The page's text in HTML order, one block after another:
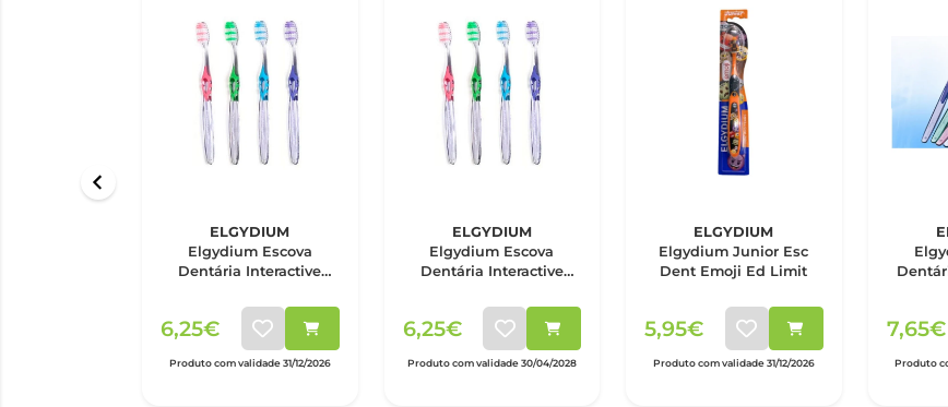
ELGYDIUM
Elgydium Escova
Dentária Interactive
6,25€
Produto com validade 31/12/2026
ELGYDIUM
Elgydium Escova
Dentária Interactive
6,25€
Produto com validade 30/04/2028
ELGYDIUM
Elgydium Junior Esc
Dent Emoji Ed Limit
5,95€
Produto com validade 31/12/2026
7,65€
Produto